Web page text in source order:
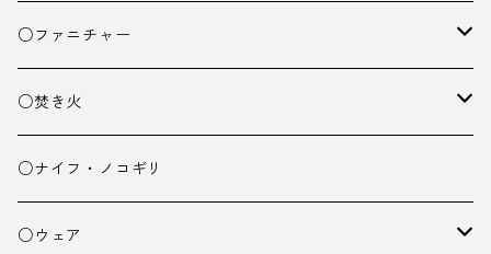
クッキング小物
ペグ・ハンマー・小物
ライト
ランタン
○ファニチャー
テーブル
チェア
○焚き火
焚き火台
焚き火小物
○ナイフ・ノコギリ
○ウェア